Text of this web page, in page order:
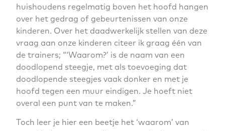
huishoudens regelmatig boven het hoofd hangen
over het gedrag of gebeurtenissen van onze
kinderen. Over het daadwerkelijk stellen van deze
vraag aan onze kinderen citeer ik graag één van
de trainers; “‘Waarom?’ is de naam van een
doodlopend steegje, met als toevoeging dat
doodlopende steegjes vaak donker en met je
hoofd tegen een muur eindigen. Je hoeft niet
overal een punt van te maken.”
Toch leer je hier een beetje het ‘waarom’ van